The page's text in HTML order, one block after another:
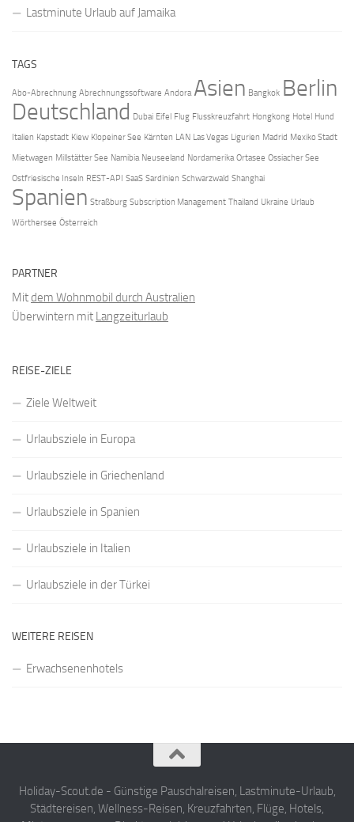
Lastminute Urlaub auf Jamaika
TAGS
Abo-Abrechnung Abrechnungssoftware Andora Asien Bangkok Berlin
Deutschland Dubai Eifel Flug Flusskreuzfahrt Hongkong Hotel Hund
Italien Kapstadt Kiew Klopeiner See Kärnten LAN Las Vegas Ligurien Madrid Mexiko Stadt
Mietwagen Millstätter See Namibia Neuseeland Nordamerika Ortasee Ossiacher See
Ostfriesische Inseln REST-API SaaS Sardinien Schwarzwald Shanghai
Spanien Straßburg Subscription Management Thailand Ukraine Urlaub
Wörthersee Österreich
PARTNER
Mitdem Wohnmobil durch Australien
Überwintern mit Langzeiturlaub
REISE-ZIELE
Ziele Weltweit
Urlaubsziele in Europa
Urlaubsziele in Griechenland
Urlaubsziele in Spanien
Urlaubsziele in Italien
Urlaubsziele in der Türkei
WEITERE REISEN
Erwachsenenhotels
Holiday-Scout.de - Günstige Pauschalreisen, Lastminute-Urlaub,
Städtereisen, Wellness-Reisen, Kreuzfahrten, Flüge, Hotels,